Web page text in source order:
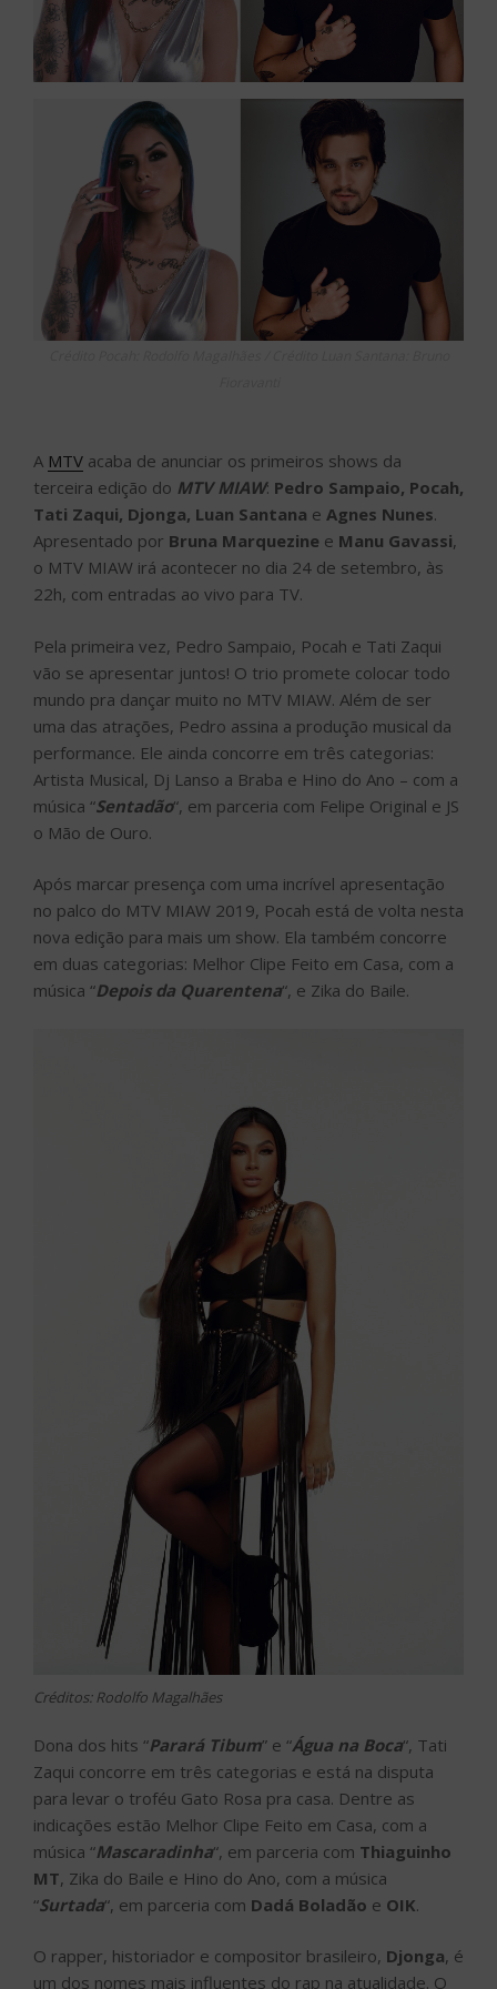
A MTV acaba de anunciar os primeiros shows da
terceira edição do MTV MIAW: Pedro Sampaio, Pocah,
Tati Zaqui, Djonga, Luan Santana e Agnes Nunes.
Apresentado por Bruna Marquezine e Manu Gavassi,
o MTV MIAW irá acontecer no dia 24 de setembro, às
22h, com entradas ao vivo para TV.
Pela primeira vez, Pedro Sampaio, Pocah e Tati Zaqui
vão se apresentar juntos! O trio promete colocar todo
mundo pra dançar muito no MTV MIAW. Além de ser
uma das atrações, Pedro assina a produção musical da
performance. Ele ainda concorre em três categorias:
Artista Musical, Dj Lanso a Braba e Hino do Ano – com a
música “Sentadão“, em parceria com Felipe Original e JS
o Mão de Ouro.
Após marcar presença com uma incrível apresentação
no palco do MTV MIAW 2019, Pocah está de volta nesta
nova edição para mais um show. Ela também concorre
em duas categorias: Melhor Clipe Feito em Casa, com a
música “Depois da Quarentena“, e Zika do Baile.
Créditos: Rodolfo Magalhães
Dona dos hits “Parará Tibum” e “Água na Boca“, Tati
Zaqui concorre em três categorias e está na disputa
para levar o troféu Gato Rosa pra casa. Dentre as
indicações estão Melhor Clipe Feito em Casa, com a
música “Mascaradinha“, em parceria com Thiaguinho
MT, Zika do Baile e Hino do Ano, com a música
“Surtada“, em parceria com Dadá Boladão e OIK.
O rapper, historiador e compositor brasileiro, Djonga, é
um dos nomes mais influentes do rap na atualidade. O